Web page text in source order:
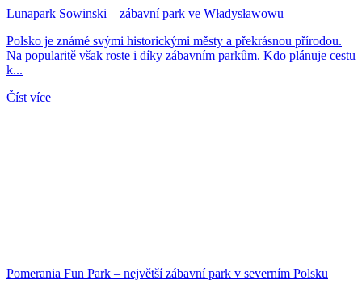
Lunapark Sowinski – zábavní park ve Władysławowu
Polsko je známé svými historickými městy a překrásnou přírodou.
Na popularitě však roste i díky zábavním parkům. Kdo plánuje cestu
k...
Číst více
Pomerania Fun Park – největší zábavní park v severním Polsku